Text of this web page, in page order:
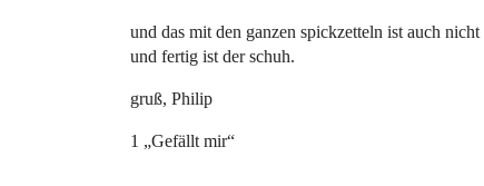
und das mit den ganzen spickzetteln ist auch
und fertig ist der schuh.
gruß, Philip
1 „Gefällt mir“